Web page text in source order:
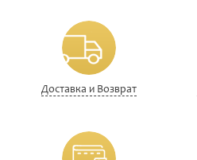
Доставка и Возврат